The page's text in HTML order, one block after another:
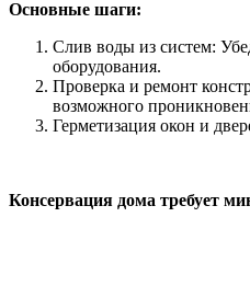
Основные шаги:
Слив воды из систем:
оборудования.
Проверка и ремонт
возможного
Герметизация окон и
Консервация дома требует